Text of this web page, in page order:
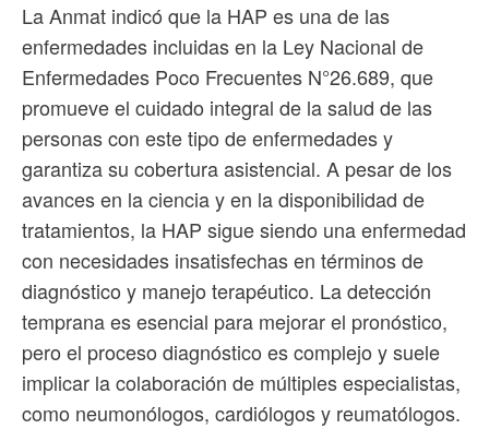
La Anmat indicó que la HAP es una de las
enfermedades incluidas en la Ley Nacional de
Enfermedades Poco Frecuentes N°26.689, que
promueve el cuidado integral de la salud de las
personas con este tipo de enfermedades y
garantiza su cobertura asistencial. A pesar de los
avances en la ciencia y en la disponibilidad de
tratamientos, la HAP sigue siendo una enfermedad
con necesidades insatisfechas en términos de
diagnóstico y manejo terapéutico. La detección
temprana es esencial para mejorar el pronóstico,
pero el proceso diagnóstico es complejo y suele
implicar la colaboración de múltiples especialistas,
como neumonólogos, cardiólogos y reumatólogos.